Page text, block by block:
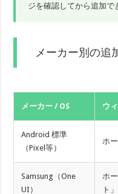
ジを確認してから追加で
メーカー別の追
メーカー / OS ウ
Android 標準
（Pixel等）
ホ
Samsung（One
UI）
ホ
ト